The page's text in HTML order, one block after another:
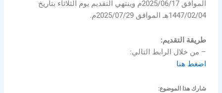
الموافق 2025/06/17م وينتهي التقديم يوم الثلاثاء بتاريخ
1447/02/04هـ الموافق 2025/07/29م.
طريقة التقديم:
– من خلال الرابط التالي:
اضغط هنا
شارك هذا الموضوع: